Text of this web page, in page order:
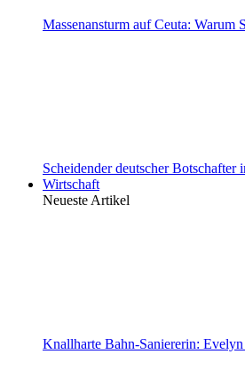
Massenansturm auf Ceuta: Warum
Scheidender deutscher
Wirtschaft
Neueste Artikel
Knallharte Bahn-Saniererin: